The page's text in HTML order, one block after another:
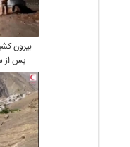
بیرون
پس از